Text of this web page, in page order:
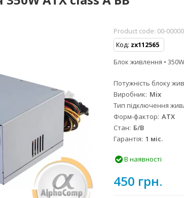
Product code: 00-
Код: zx112565
Блок живлення • 350W
Потужність блоку
Виробник Mix
Тип підключення
Форм-фактор ATX
Стан Б/B
Гарантія 1 міс.
В наявності
450 грн.